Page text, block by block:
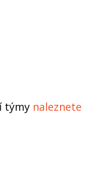
týmy naleznete